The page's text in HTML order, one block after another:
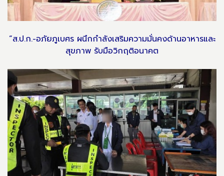
“ส.ป.ก.-อภัยภูเบศร ผนึกกำลังเสริมความมั่นคงด้านอาหารและ
สุขภาพ รับมือวิกฤติอนาคต